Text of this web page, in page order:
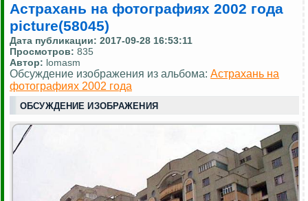
Астрахань на фотографиях 2002 года
picture(58045)
Дата публикации: 2017-09-28 16:53:11
Просмотров: 835
Автор: lomasm
Обсуждение изображения из альбома: Астрахань на
фотографиях 2002 года
ОБСУЖДЕНИЕ ИЗОБРАЖЕНИЯ